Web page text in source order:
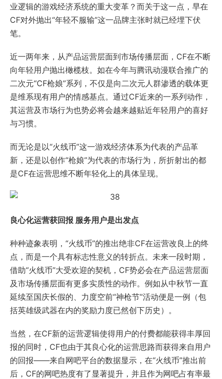
业逻辑的游戏经济系统的重大变革？而关于这一点，早在
CF对外抛出“年轻不服输”这一品牌主张时就已经埋下伏
笔。
近一两年来，从产品运营层面到市场传播层面，CF在不断
向年轻用户抛出橄榄枝。如在今年与腾讯动漫联合推广的
二次元“CF枪娘”系列，不仅是向二次元人群渗透的载体更
是维系现有用户的情感基点。通过CF近来的一系列动作，
其运营及市场行为也势必将会越来越贴近年轻用户的喜好
与习惯。
而无论是以“火线币”这一游戏经济体系为代表的产品革
新，还是以创作“枪娘”为代表的市场行为，所折射出的都
是CF在运营思维不断年轻化上的具体呈现。
良心化运营获回报 服务用户是出发点
种种迹象表明，“火线币”的推出绝非CF在运营改良上的终
点，而是一个具有标志性意义的转折点。未来一段时期，
借助“火线币”大受欢迎的契机，CF势必会在产品运营层面
及市场传播层面有更多实质性的动作。例如从中秋节一直
延续至国庆长假的、力度空前“神枪节”活动便是一例（包
括英雄级武器在内的奖励力度已然创下历史）。
当然，在CF新的运营逻辑使得用户的付费都能获得丰厚回
报的同时，CF也由于其良心化的运营思路而获得来自用户
的回报——来自网吧平台的数据显示，在“火线币”推出前
后，CF的网吧热度有了显著提升，并且作为网吧占有率最